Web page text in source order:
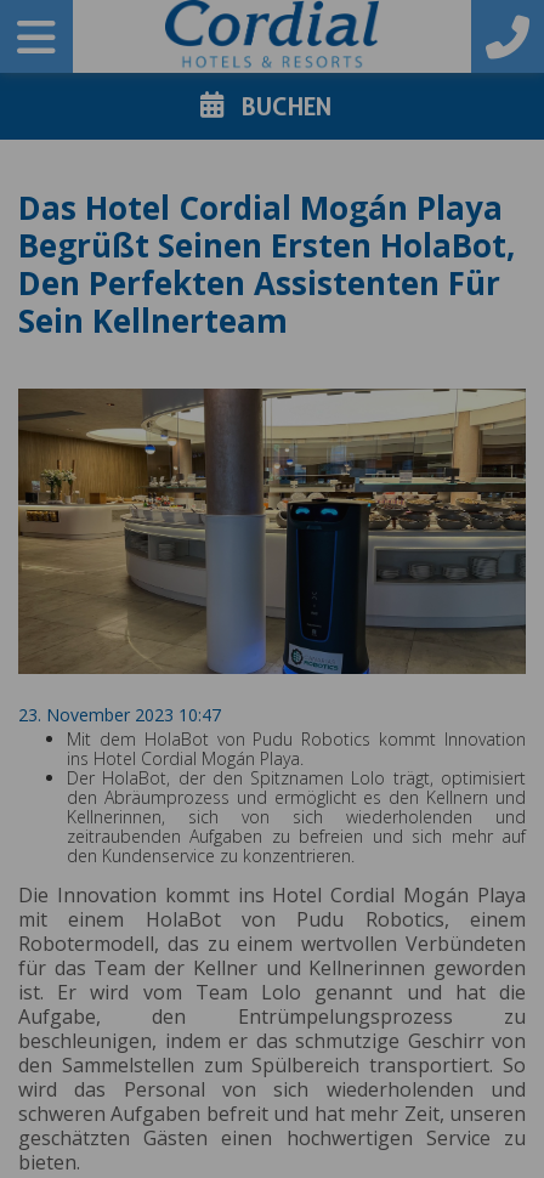
BUCHEN
Das Hotel Cordial Mogán Playa
Begrüßt Seinen Ersten HolaBot,
Den Perfekten Assistenten Für
Sein Kellnerteam
23. November 2023 10:47
Mit dem HolaBot von Pudu Robotics kommt Innovation
ins Hotel Cordial Mogán Playa.
Der HolaBot, der den Spitznamen Lolo trägt, optimisiert
den Abräumprozess und ermöglicht es den Kellnern und
Kellnerinnen, sich von sich wiederholenden und
zeitraubenden Aufgaben zu befreien und sich mehr auf
den Kundenservice zu konzentrieren.
Die Innovation kommt ins Hotel Cordial Mogán Playa
mit einem HolaBot von Pudu Robotics, einem
Robotermodell, das zu einem wertvollen Verbündeten
für das Team der Kellner und Kellnerinnen geworden
ist. Er wird vom Team Lolo genannt und hat die
Aufgabe, den Entrümpelungsprozess zu
beschleunigen, indem er das schmutzige Geschirr von
den Sammelstellen zum Spülbereich transportiert. So
wird das Personal von sich wiederholenden und
schweren Aufgaben befreit und hat mehr Zeit, unseren
geschätzten Gästen einen hochwertigen Service zu
bieten.